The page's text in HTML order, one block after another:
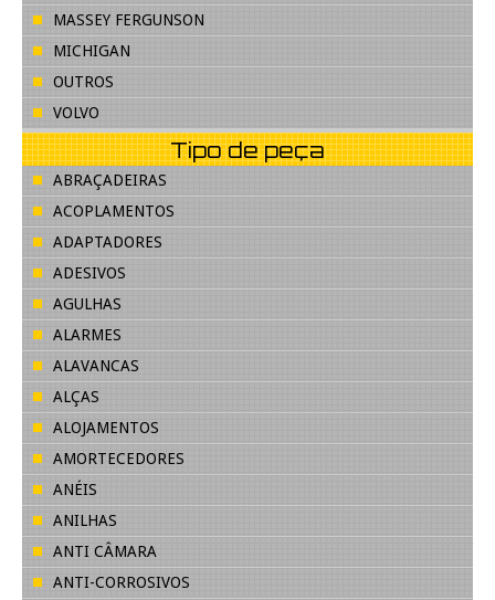
MASSEY FERGUNSON
MICHIGAN
OUTROS
VOLVO
Tipo de peça
ABRAÇADEIRAS
ACOPLAMENTOS
ADAPTADORES
ADESIVOS
AGULHAS
ALARMES
ALAVANCAS
ALÇAS
ALOJAMENTOS
AMORTECEDORES
ANÉIS
ANILHAS
ANTI CÂMARA
ANTI-CORROSIVOS